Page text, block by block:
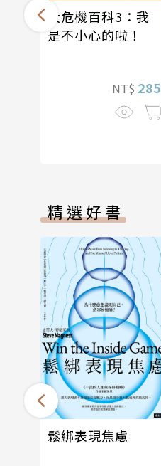
大危機百科3：我
是不小心的啦！
NT$ 285
精選好書
鬆綁表現焦慮